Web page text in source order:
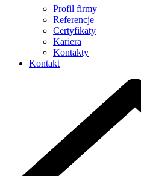
Profil firmy
Referencje
Certyfikaty
Kariera
Kontakty
Kontakt